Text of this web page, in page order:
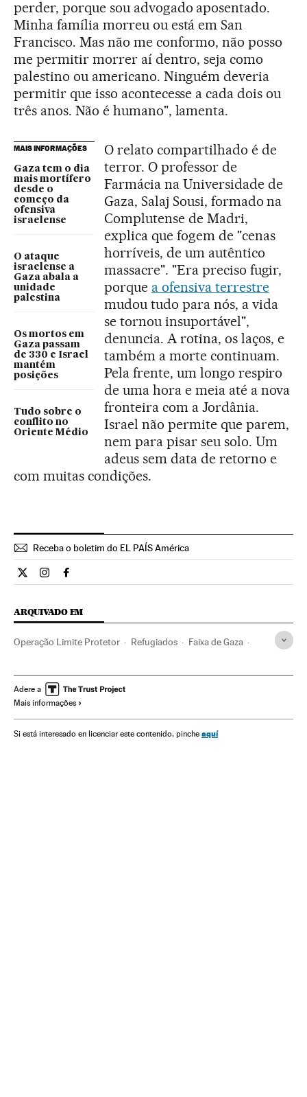
perder, porque sou advogado aposentado.
Minha família morreu ou está em San
Francisco. Mas não me conformo, não posso
me permitir morrer aí dentro, seja como
palestino ou americano. Ninguém deveria
permitir que isso acontecesse a cada dois ou
três anos. Não é humano", lamenta.
MAIS INFORMAÇÕES
Gaza tem o dia
mais mortífero
desde o
começo da
ofensiva
israelense
O ataque
israelense a
Gaza abala a
unidade
palestina
Os mortos em
Gaza passam
de 330 e Israel
mantém
posições
Tudo sobre o
conflito no
Oriente Médio
O relato compartilhado é de
terror. O professor de
Farmácia na Universidade de
Gaza, Salaj Sousi, formado na
Complutense de Madri,
explica que fogem de "cenas
horríveis, de um autêntico
massacre". "Era preciso fugir,
porque a ofensiva terrestre
mudou tudo para nós, a vida
se tornou insuportável",
denuncia. A rotina, os laços, e
também a morte continuam.
Pela frente, um longo respiro
de uma hora e meia até a nova
fronteira com a Jordânia.
Israel não permite que parem,
nem para pisar seu solo. Um
adeus sem data de retorno e
com muitas condições.
Receba o boletim do EL PAÍS América
Internacional El País Brasil en Twitter
Internacional El País Brasil en Instagram
Internacional El País Brasil en Facebook
ARQUIVADO EM
Operação Limite Protetor Refugiados Faixa de Gaza
Territórios palestinos Palestina
Conflito árabe-israelense
Oriente médio Ásia Conflitos Política
Adere a
Mais informações
Si está interesado en licenciar este contenido, pinche aquí